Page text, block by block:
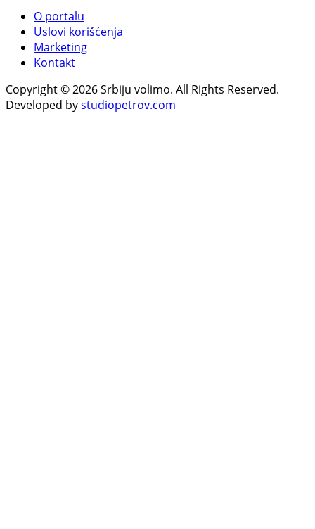
O portalu
Uslovi korišćenja
Marketing
Kontakt
Copyright © 2026 Srbiju volimo. All Rights Reserved.
Developed bystudiopetrov.com